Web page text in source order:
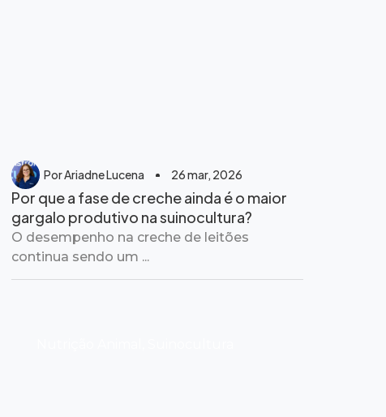
PorAriadne Lucena 26 mar, 2026
Por que a fase de creche ainda é o maior
gargalo produtivo na suinocultura?
O desempenho na creche de leitões
continua sendo um ...